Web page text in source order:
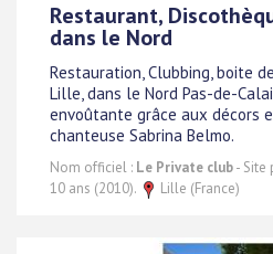
Restaurant,
dans le Nord
Restauration, Clubbing, boite
Lille, dans le Nord Pas-de-
envoûtante grâce aux décors
chanteuse Sabrina Belmo.
Nom officiel : Le Private club- Site
10 ans (2010).
Lille (France)